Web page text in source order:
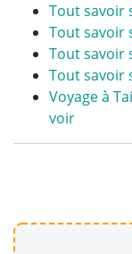
Tout savoir
Tout savoir
Tout savoir
Tout savoir
Voyage à
voir